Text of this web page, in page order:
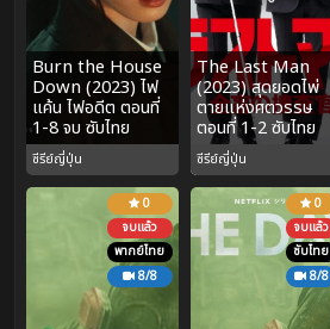
Burn the House
Down (2023) ไฟ
แค้น ไฟอดีต ตอนที่
1-8 จบ ซับไทย
ซีรีย์ญี่ปุ่น
The Last Man
(2023) สุดยอดไพ่
ตายแห่งศตวรรษ
ตอนที่ 1-2 ซับไทย
ซีรีย์ญี่ปุ่น
0
จบแล้ว
พากย์ไทย
8/8
0
จบแล้ว
ซับไทย
8/8